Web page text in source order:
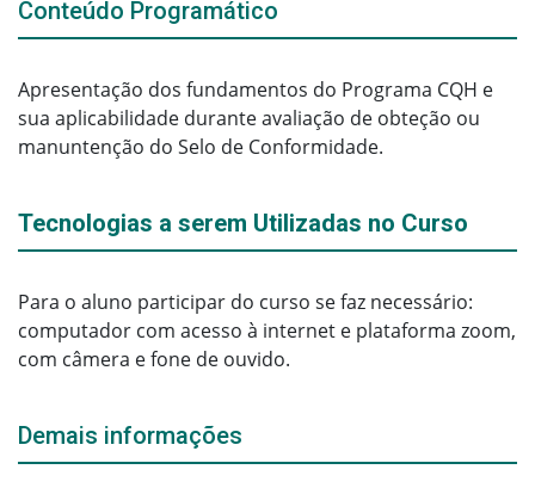
Conteúdo Programático
Apresentação dos fundamentos do Programa CQH e
sua aplicabilidade durante avaliação de obteção ou
manuntenção do Selo de Conformidade.
Tecnologias a serem Utilizadas no Curso
Para o aluno participar do curso se faz necessário:
computador com acesso à internet e plataforma zoom,
com câmera e fone de ouvido.
Demais informações